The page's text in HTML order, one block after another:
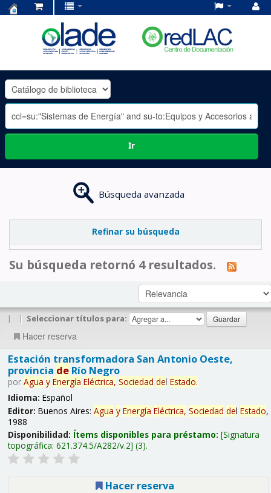
OLADE
-
Ir
Búsqueda avanzada
Refinar su búsqueda
Su búsqueda retornó 4 resultados.
| | Seleccionar títulos para:
Hacer reserva
Estación transformadora San Antonio Oeste,
provincia deRío Negro
por Agua y Energía Eléctrica, Sociedad del Estado.
Idioma: Español
Editor: Buenos Aires: Agua y Energía Eléctrica, Sociedad del Estado,
1988
Disponibilidad: Ítems disponibles para préstamo: Signatura
topográfica: 621.374.5/A282/v.2 (3).
Hacer reserva